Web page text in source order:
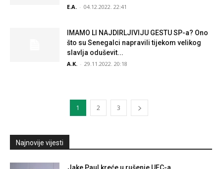
E.A. - 04.12.2022. 22:41
IMAMO LI NAJDIRLJIVIJU GESTU SP-a? Ono
što su Senegalci napravili tijekom velikog
slavlja oduševit...
A.K. - 29.11.2022. 20:18
1 2 3
Najnovije vijesti